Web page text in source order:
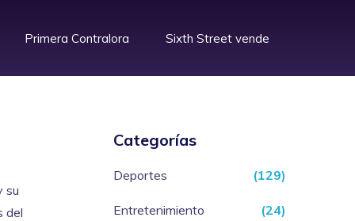
Primera Contralora Sixth Street vende
su
del
Categorías
Deportes (129)
Entretenimiento (24)